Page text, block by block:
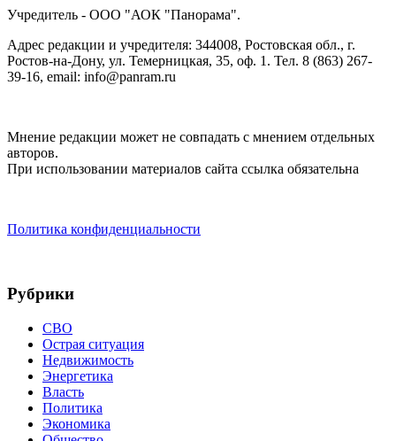
Учредитель - ООО "АОК "Панорама".
Адрес редакции и учредителя: 344008, Ростовская обл., г.
Ростов-на-Дону, ул. Темерницкая, 35, оф. 1. Тел. 8 (863) 267-
39-16, email: info@panram.ru
Мнение редакции может не совпадать с мнением отдельных
авторов.
При использовании материалов сайта ссылка обязательна
Политика конфиденциальности
Рубрики
СВО
Острая ситуация
Недвижимость
Энергетика
Власть
Политика
Экономика